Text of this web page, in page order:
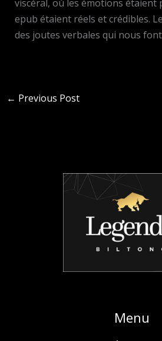
viscéral, où les émotions étaient
epub étaient réels et crédibles.
des joutes verbales qui nous
← Previous Post
Menu